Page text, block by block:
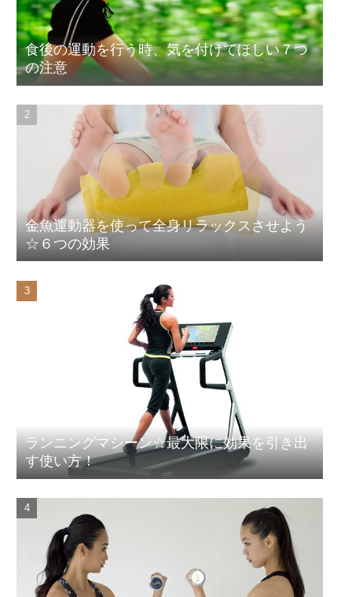
食後の運動を行う時、気を付けてほしい７つ
の注意
金魚運動器を使って全身リラックスさせよう
☆６つの効果
ランニングマシーン☆最大限に効果を引き出
す使い方！